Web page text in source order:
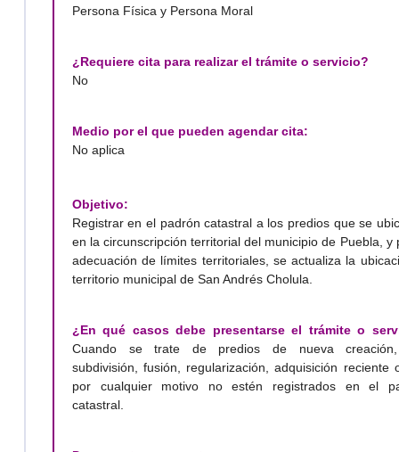
Persona Física y Persona Moral
¿Requiere cita para realizar el trámite o servicio?
No
Medio por el que pueden agendar cita:
No aplica
Objetivo:
Registrar en el padrón catastral a los predios que se
en la circunscripción territorial del municipio de Puebla, y
adecuación de límites territoriales, se actualiza la
territorio municipal de San Andrés Cholula.
¿En qué casos debe presentarse el trámite o
Cuando se trate de predios de nueva
subdivisión, fusión, regularización, adquisición reciente
por cualquier motivo no estén registrados en el
catastral.